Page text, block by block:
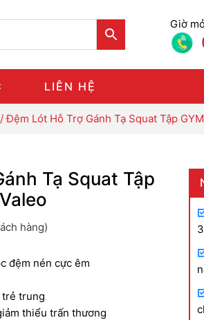
Giờ
LIÊN HỆ
/ Đệm Lót Hỗ Trợ Gánh Tạ Squat Tập
Tạ Squat Tập
hàng)
đệm nén cực êm
trẻ trung
thiểu trấn thương